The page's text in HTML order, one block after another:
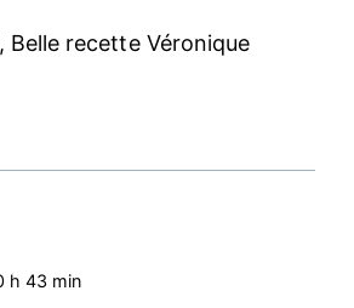
Belle recette Véronique
h 43 min